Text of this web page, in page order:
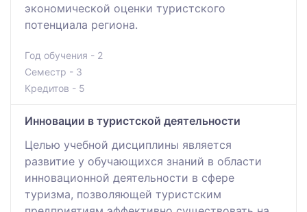
экономической оценки туристского
потенциала региона.
Год обучения - 2
Семестр - 3
Кредитов - 5
Инновации в туристской деятельности
Целью учебной дисциплины является
развитие у обучающихся знаний в области
инновационной деятельности в сфере
туризма, позволяющей туристским